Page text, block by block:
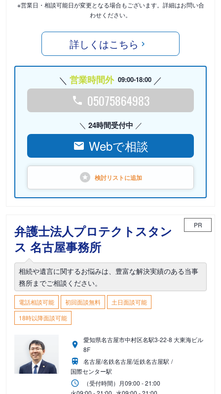
※営業日・相談可能日が変更となる場合もございます。詳細はお問い合
わせください。
詳しくはこちら
営業時間外 09:00-18:00
05075864983
24時間受付中
Webで相談
検討リストに追加
弁護士法人プロテクトスタン
ス 名古屋事務所
PR
相続や遺言に関するお悩みは、豊富な解決実績のある当事
務所までご相談ください。
電話相談可能 初回面談無料
土日面談可能
18時以降面談可能
愛知県名古屋市中村区名駅3-22-8 大東海ビル
8F
名古屋/名鉄名古屋/近鉄名古屋駅
国際センター駅
（受付時間） 月09:00 - 21:00